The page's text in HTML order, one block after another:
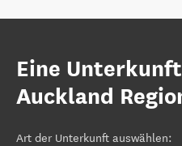
Eine
Auckland
Art der Unterkunft auswählen: